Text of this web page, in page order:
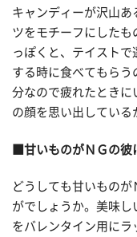
キャンディーが沢山あ
ツをモチーフにしたも
っぽくと、テイスト
する時に食べてもら
分なので疲れたときに
の顔を思い出している
■甘いものがＮＧの彼
どうしても甘いもの
がでしょうか。美味し
をバレンタイン用にラ